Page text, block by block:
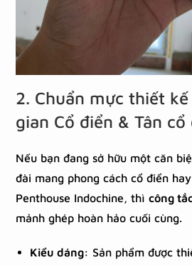
2. Chuẩn mực thiết
gian Cổ điển & Tân cổ
Nếu bạn đang sở hữu một căn
đài mang phong cách cổ điển
Penthouse Indochine, thìcông
mảnh ghép hoàn hảo cuối cùng.
Kiểu dáng: Sản phẩm được